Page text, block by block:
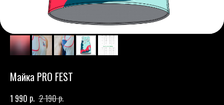
Майка PRO FEST
1 990 р. 2 190р.